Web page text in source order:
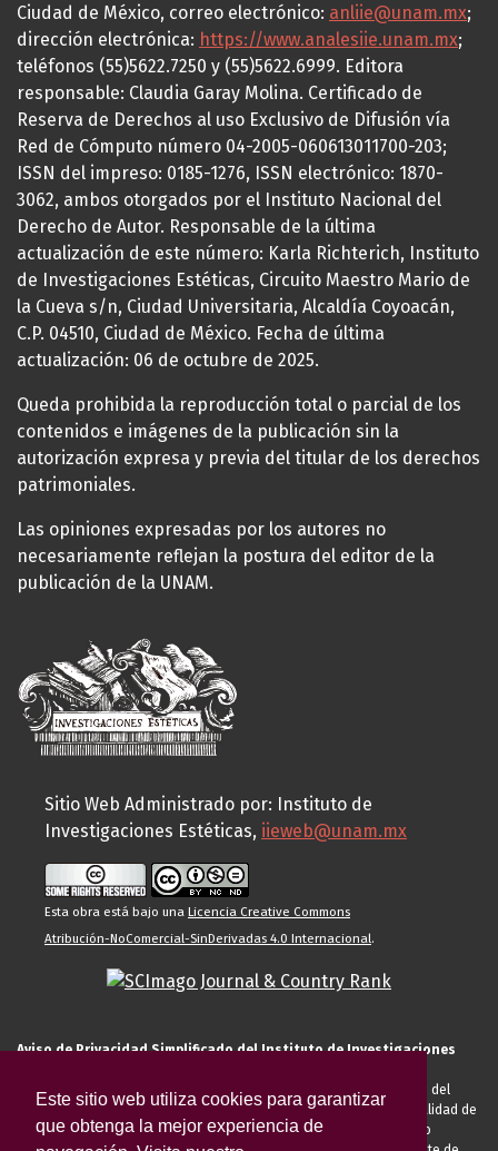
Este sitio web utiliza cookies para garantizar
que obtenga la mejor experiencia de
Ciudad de México, correo electrónico: anliie@unam.mx;
dirección electrónica: https://www.analesiie.unam.mx;
teléfonos (55)5622.7250 y (55)5622.6999. Editora
responsable: Claudia Garay Molina. Certificado de
Reserva de Derechos al uso Exclusivo de Difusión vía
Red de Cómputo número 04-2005-060613011700-203;
ISSN del impreso: 0185-1276, ISSN electrónico: 1870-
3062, ambos otorgados por el Instituto Nacional del
Derecho de Autor. Responsable de la última
actualización de este número: Karla Richterich, Instituto
de Investigaciones Estéticas, Circuito Maestro Mario de
la Cueva s/n, Ciudad Universitaria, Alcaldía Coyoacán,
C.P. 04510, Ciudad de México. Fecha de última
actualización: 06 de octubre de 2025.
Queda prohibida la reproducción total o parcial de los
contenidos e imágenes de la publicación sin la
autorización expresa y previa del titular de los derechos
patrimoniales.
Las opiniones expresadas por los autores no
necesariamente reflejan la postura del editor de la
publicación de la UNAM.
Sitio Web Administrado por: Instituto de
Investigaciones Estéticas, iieweb@unam.mx
Esta obra está bajo una Licencia Creative Commons
Atribución-NoComercial-SinDerivadas 4.0 Internacional.
Aviso de Privacidad Simplificado del Instituto de Investigaciones
El Instituto de Investigaciones Estéticas de la UNAM, es responsable del
tratamiento de sus datos personales para el registro de usted en calidad de
alumno, docente, personal de la entidad académica, conferencista o